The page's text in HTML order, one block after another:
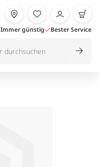
Immer günstig Bester Service